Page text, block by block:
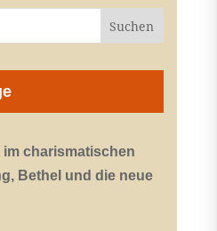
charismatischen
Bethel und die neue